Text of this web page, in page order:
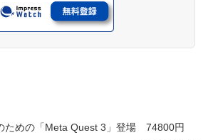
ための「Meta Quest 3」登場　74800円